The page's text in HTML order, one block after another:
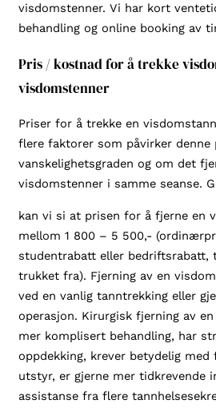
visdomstenner. Vi har kort
behandling og online booking av
Pris / kostnad for å trekke
visdomstenner
Priser for å trekke en
flere faktorer som påvirker denne
vanskelighetsgraden og om det
visdomstenner i samme seanse.
kan vi si at prisen for å fjerne en
mellom 1 800 – 5 500,-
studentrabatt eller bedriftsrabatt,
trukket fra). Fjerning av en
ved en vanlig tanntrekking eller
operasjon. Kirurgisk fjerning av
mer komplisert behandling, har
oppdekking, krever betydelig
utstyr, er gjerne mer tidkrevende
assistanse fra flere